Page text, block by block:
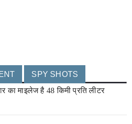
SPY SHOTS
का माइलेज है 48 किमी प्रति लीटर